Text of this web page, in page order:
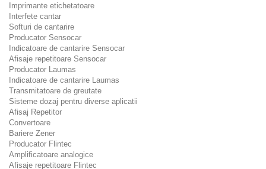
Imprimante etichetatoare
Interfete cantar
Softuri de cantarire
Producator Sensocar
Indicatoare de cantarire Sensocar
Afisaje repetitoare Sensocar
Producator Laumas
Indicatoare de cantarire Laumas
Transmitatoare de greutate
Sisteme dozaj pentru diverse aplicatii
Afisaj Repetitor
Convertoare
Bariere Zener
Producator Flintec
Amplificatoare analogice
Afisaje repetitoare Flintec